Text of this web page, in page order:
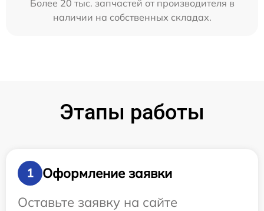
Более 20 тыс. запчастей от производителя в
наличии на собственных складах.
Этапы работы
1
Оформление заявки
Оставьте заявку на сайте